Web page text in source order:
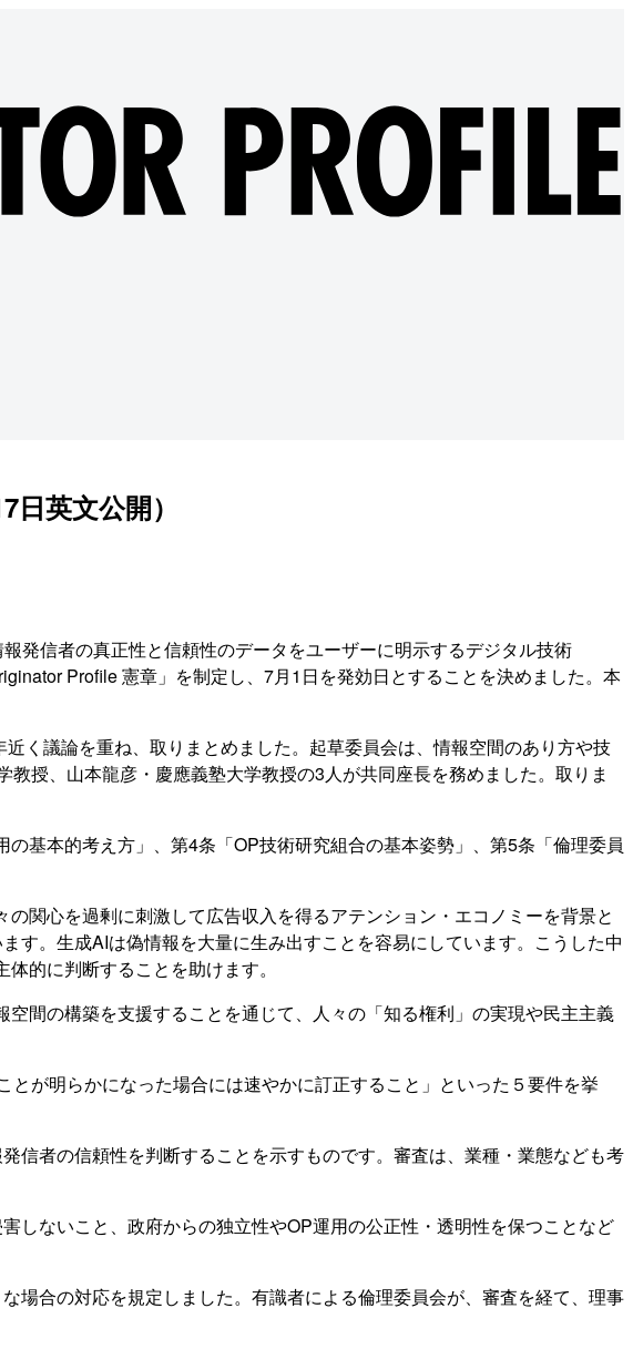
英文公開）
発信者の真正性と信頼性のデータをユーザーに明示するデジタル技術
Profile 憲章」を制定し、7月1日を発効日とすることを決めました。本
く議論を重ね、取りまとめました。起草委員会は、情報空間のあり方や技
授、山本龍彦・慶應義塾大学教授の3人が共同座長を務めました。取りま
基本的考え方」、第4条「OP技術研究組合の基本姿勢」、第5条「倫理委員
関心を過剰に刺激して広告収入を得るアテンション・エコノミーを背景と
す。生成AIは偽情報を大量に生み出すことを容易にしています。こうした中
的に判断することを助けます。
間の構築を支援することを通じて、人々の「知る権利」の実現や民主主義
が明らかになった場合には速やかに訂正すること」といった５要件を挙
信者の信頼性を判断することを示すものです。審査は、業種・業態なども考
しないこと、政府からの独立性やOP運用の公正性・透明性を保つことなど
場合の対応を規定しました。有識者による倫理委員会が、審査を経て、理事